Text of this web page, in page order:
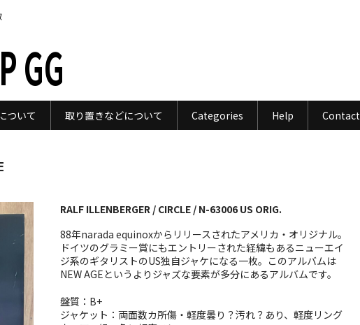
GG
ついて 取り置きなどについて Categories Help Contact
RALF ILLENBERGER / CIRCLE / N-63006 US ORIG.
88年narada equinoxからリリースされたアメリカ・オリジナル。
ドイツのグラミー賞にもエントリーされた経緯もあるニューエイ
ジ系のギタリストのUS独自ジャケになる一枚。このアルバムは
NEW AGEというよりジャズな要素が多分にあるアルバムです。
盤質：B+
ジャケット：両面数カ所傷・軽度曇り？汚れ？あり、軽度リング